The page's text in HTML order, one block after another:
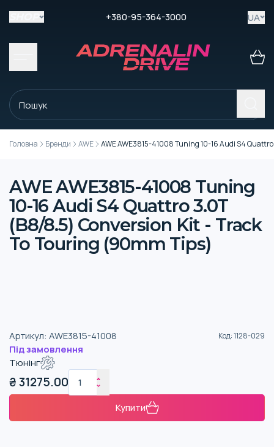
+380-95-364-3000 UA
Головна Бренди AWE AWE AWE3815-41008 Tuning 10-16 Audi S4
AWE AWE3815-41008 Tuning
10-16 Audi S4 Quattro 3.0T
(B8/8.5) Conversion Kit - Track
To Touring (90mm Tips)
Артикул: AWE3815-41008 Код:1128-029
Під замовлення
Тюнінг
₴31275.00
Купити